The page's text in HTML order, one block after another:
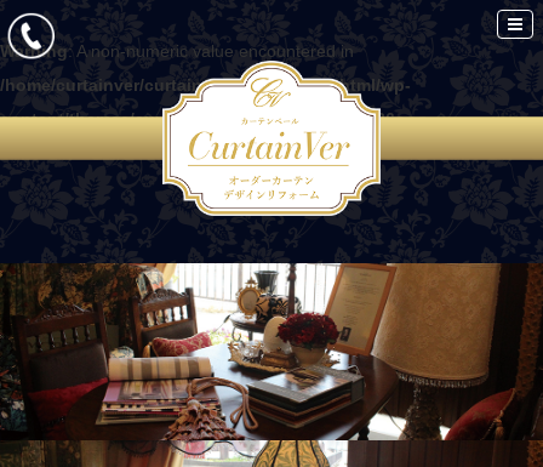
Warning: A non-numeric value encountered in
/home/curtainver/curtain-ver.com/public_html/wp-
content/themes/curtain/functions.php
on line 86